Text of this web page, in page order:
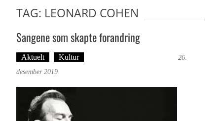
TAG: LEONARD COHEN
Sangene som skapte forandring
Aktuelt Kultur
26.
desember 2019